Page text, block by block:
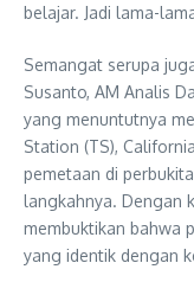
belajar. Jadi lama-
Semangat serupa
Susanto, AM Analis
yang menuntutnya
Station (TS),
pemetaan di
langkahnya. Dengan
membuktikan bahwa
yang identik dengan